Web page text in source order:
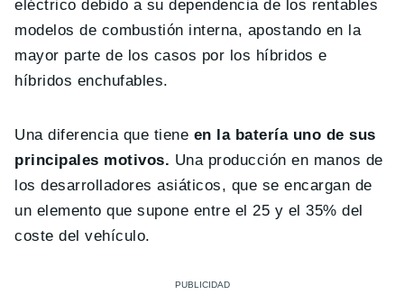
eléctrico debido a su dependencia de los rentables
modelos de combustión interna, apostando en la
mayor parte de los casos por los híbridos e
híbridos enchufables.
Una diferencia que tiene en la batería uno de sus
principales motivos. Una producción en manos de
los desarrolladores asiáticos, que se encargan de
un elemento que supone entre el 25 y el 35% del
coste del vehículo.